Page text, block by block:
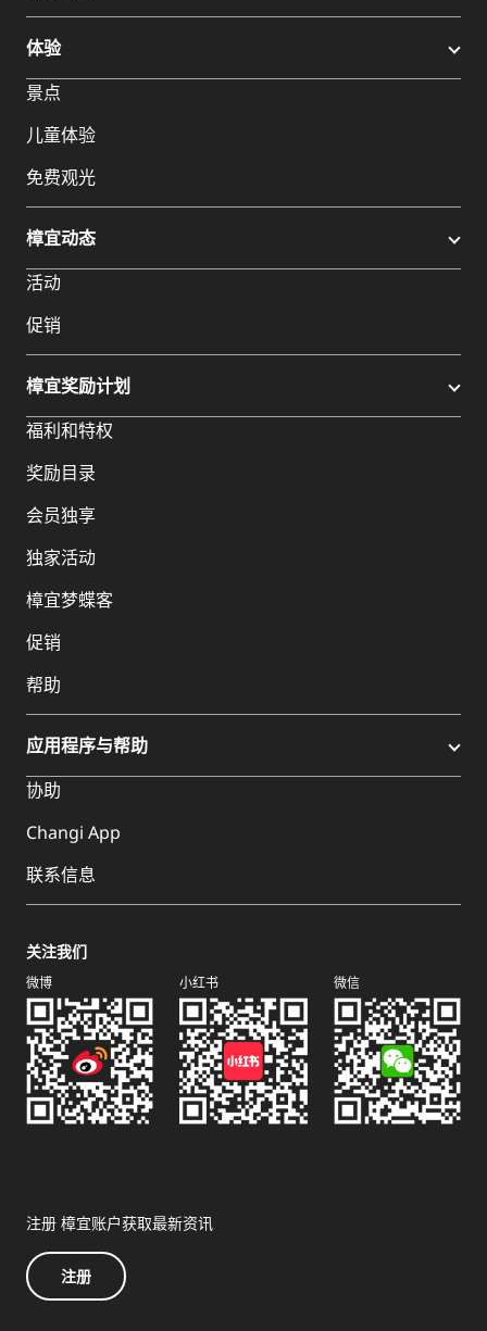
体验
景点
儿童体验
免费观光
樟宜动态
活动
促销
樟宜奖励计划
福利和特权
奖励目录
会员独享
独家活动
樟宜梦蝶客
促销
帮助
应用程序与帮助
协助
Changi App
联系信息
关注我们
微博 小红书 微信
注册 樟宜账户获取最新资讯
注册